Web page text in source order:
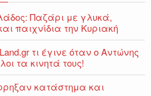
Παζάρι με γλυκά,
παιχνίδια την Κυριακή
τι έγινε όταν ο Αντώνης
τα κινητά τους!
κατάστημα και